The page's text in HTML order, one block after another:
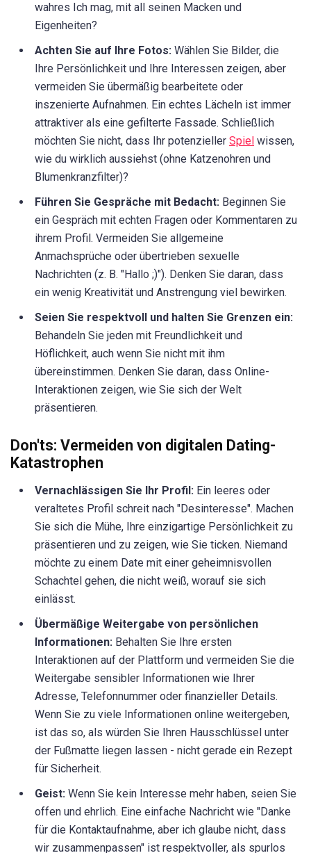
wahres Ich mag, mit all seinen Macken und
Eigenheiten?
Achten Sie auf Ihre Fotos: Wählen Sie Bilder, die
Ihre Persönlichkeit und Ihre Interessen zeigen, aber
vermeiden Sie übermäßig bearbeitete oder
inszenierte Aufnahmen. Ein echtes Lächeln ist immer
attraktiver als eine gefilterte Fassade. Schließlich
möchten Sie nicht, dass Ihr potenzieller Spiel wissen,
wie du wirklich aussiehst (ohne Katzenohren und
Blumenkranzfilter)?
Führen Sie Gespräche mit Bedacht: Beginnen Sie
ein Gespräch mit echten Fragen oder Kommentaren zu
ihrem Profil. Vermeiden Sie allgemeine
Anmachsprüche oder übertrieben sexuelle
Nachrichten (z. B. "Hallo ;)"). Denken Sie daran, dass
ein wenig Kreativität und Anstrengung viel bewirken.
Seien Sie respektvoll und halten Sie Grenzen ein:
Behandeln Sie jeden mit Freundlichkeit und
Höflichkeit, auch wenn Sie nicht mit ihm
übereinstimmen. Denken Sie daran, dass Online-
Interaktionen zeigen, wie Sie sich der Welt
präsentieren.
Don'ts: Vermeiden von digitalen Dating-
Katastrophen
Vernachlässigen Sie Ihr Profil: Ein leeres oder
veraltetes Profil schreit nach "Desinteresse". Machen
Sie sich die Mühe, Ihre einzigartige Persönlichkeit zu
präsentieren und zu zeigen, wie Sie ticken. Niemand
möchte zu einem Date mit einer geheimnisvollen
Schachtel gehen, die nicht weiß, worauf sie sich
einlässt.
Übermäßige Weitergabe von persönlichen
Informationen: Behalten Sie Ihre ersten
Interaktionen auf der Plattform und vermeiden Sie die
Weitergabe sensibler Informationen wie Ihrer
Adresse, Telefonnummer oder finanzieller Details.
Wenn Sie zu viele Informationen online weitergeben,
ist das so, als würden Sie Ihren Hausschlüssel unter
der Fußmatte liegen lassen - nicht gerade ein Rezept
für Sicherheit.
Geist: Wenn Sie kein Interesse mehr haben, seien Sie
offen und ehrlich. Eine einfache Nachricht wie "Danke
für die Kontaktaufnahme, aber ich glaube nicht, dass
wir zusammenpassen" ist respektvoller, als spurlos